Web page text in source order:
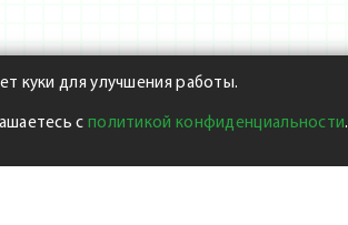
куки для улучшения работы.
с политикой конфиденциальности.